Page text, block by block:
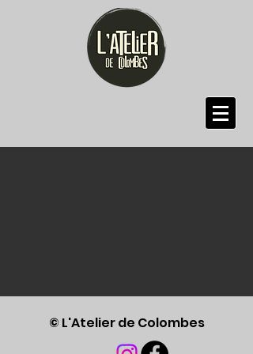
© L'Atelier de Colombes